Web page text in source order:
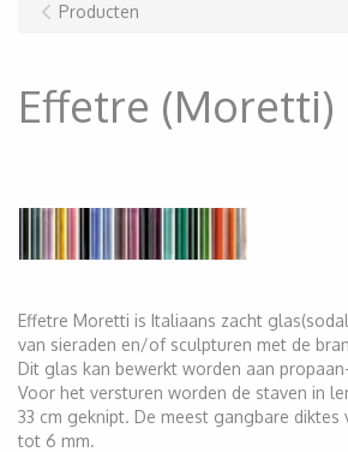
Producten
Effetre (Moretti)
Effetre Moretti is Italiaans zacht
van sieraden en/of sculpturen met de
Dit glas kan bewerkt worden aan
Voor het versturen worden de staven in
33 cm geknipt. De meest gangbare diktes
tot 6 mm.